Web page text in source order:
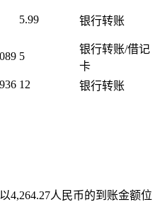
5.99 银行转账
5
银行转账/借记
卡
12 银行转账
以4,264.27人民币的到账金额位